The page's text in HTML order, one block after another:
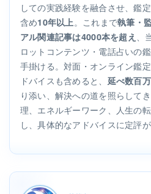
しての実践経験を融合させ、鑑
含め10年以上。これまで執筆・
アル関連記事は4000本を超え 、
ロットコンテンツ・電話占いの
手掛ける。対面・オンライン鑑
ドバイスも含めると、 延べ数百
り添い、解決への道を照らして
理、エネルギーワーク、人生の
し、具体的なアドバイスに定評が